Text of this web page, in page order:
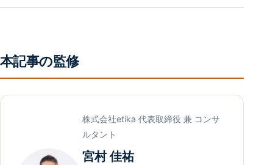
本記事の監修
株式会社etika 代表取締役 兼 コンサ
ルタント
宮村 佳祐